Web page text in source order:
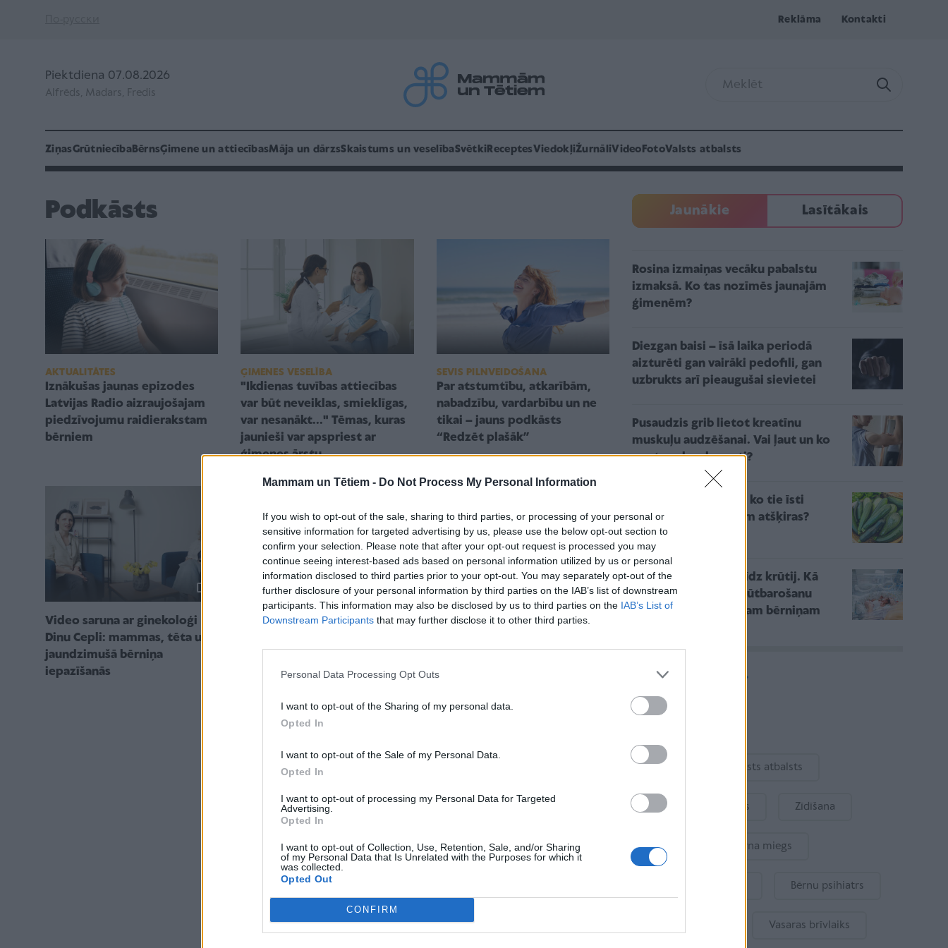
Mammam un Tētiem - Do Not Process My Personal Information
If you wish to opt-out of the sale, sharing to third parties, or processing of your personal or
sensitive information for targeted advertising by us, please use the below opt-out section to
confirm your selection. Please note that after your opt-out request is processed you may
continue seeing interest-based ads based on personal information utilized by us or personal
information disclosed to third parties prior to your opt-out. You may separately opt-out of the
further disclosure of your personal information by third parties on the IAB’s list of downstream
participants. This information may also be disclosed by us to third parties on the IAB’s List of
Downstream Participants that may further disclose it to other third parties.
Personal Data Processing Opt Outs
I want to opt-out of the Sharing of my personal data.
Opted In
I want to opt-out of the Sale of my Personal Data.
Opted In
I want to opt-out of processing my Personal Data for Targeted
Advertising.
Opted In
I want to opt-out of Collection, Use, Retention, Sale, and/or Sharing
of my Personal Data that Is Unrelated with the Purposes for which it
was collected.
Opted Out
CONFIRM
Reklāma Kontakti
Piektdiena 07.08.2026
Alfrēds, Madars, Fredis
ZiņasGrūtniecībaBērnsĢimene un attiecībasMāja un dārzsSkaistums un veselībaSvētki ReceptesViedokļiŽurnāliVideo FotoValsts atbalsts
Podkāsts
AKTUALITĀTES
Iznākušas jaunas epizodes
Latvijas Radio aizraujošajam
piedzīvojumu raidierakstam
bērniem
ĢIMENES VESELĪBA
"Ikdienas tuvības attiecības
var būt neveiklas, smieklīgas,
var nesanākt..." Tēmas, kuras
jaunieši var apspriest ar
ģimenes ārstu
SEVIS PILNVEIDOŠANA
Par atstumtību, atkarībām,
nabadzību, vardarbību un ne
tikai – jauns podkāsts
“Redzēt plašāk”
Video saruna ar ginekoloģi
Dinu Cepli: mammas, tēta un
jaundzimušā bērniņa
iepazīšanās
ĢIMENES VESELĪBA
sklerozes podkāsts "Mans
Stāsts"
SEVIS PILNVEIDOŠANA
valodā, ko klausīties
Jaunākie Lasītākais
Rosina izmaiņas vecāku pabalstu
izmaksā. Ko tas nozīmēs jaunajām
ģimenēm?
Diezgan baisi – īsā laika periodā
aizturēti gan vairāki pedofili, gan
uzbrukts arī pieaugušai sievietei
Pusaudzis grib lietot kreatīnu
muskuļu audzēšanai. Vai ļaut un ko
par to saka eksperti?
Kabači vai cukini? Ar ko tie īsti
atšķiras un vai tiešām atšķiras?
Ceļš no inkubatora līdz krūtij. Kā
veiksmīgi īstenot krūtbarošanu
priekšlaikus dzimušam bērniņam
Vairāk rakstu
Ukraina Valsts atbalsts
Kur šodien atpūsties Zīdīšana
Drošība Bērna miegs
Bērnu psihiatrs
Vasaras brīvlaiks